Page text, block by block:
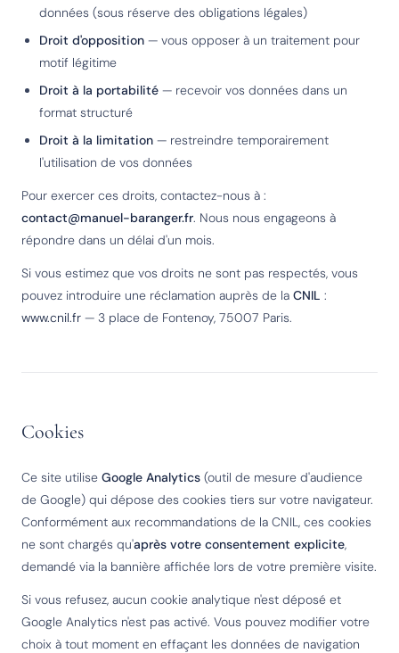
données (sous réserve des obligations légales)
Droit d'opposition — vous opposer à un traitement pour
motif légitime
Droit à la portabilité — recevoir vos données dans un
format structuré
Droit à la limitation — restreindre temporairement
l'utilisation de vos données
Pour exercer ces droits, contactez-nous à :
contact@manuel-baranger.fr. Nous nous engageons à
répondre dans un délai d'un mois.
Si vous estimez que vos droits ne sont pas respectés, vous
pouvez introduire une réclamation auprès de la CNIL :
www.cnil.fr — 3 place de Fontenoy, 75007 Paris.
Cookies
Ce site utilise Google Analytics (outil de mesure d'audience
de Google) qui dépose des cookies tiers sur votre navigateur.
Conformément aux recommandations de la CNIL, ces cookies
ne sont chargés qu'après votre consentement explicite,
demandé via la bannière affichée lors de votre première visite.
Si vous refusez, aucun cookie analytique n'est déposé et
Google Analytics n'est pas activé. Vous pouvez modifier votre
choix à tout moment en effaçant les données de navigation